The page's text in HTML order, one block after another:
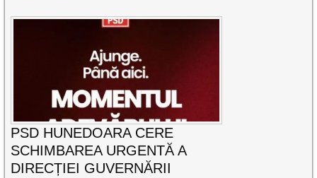
PSD HUNEDOARA CERE
SCHIMBAREA URGENTĂ A
DIRECȚIEI GUVERNĂRII